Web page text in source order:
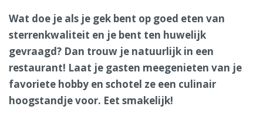
Wat doe je als je gek bent op goed eten van
sterrenkwaliteit en je bent ten huwelijk
gevraagd? Dan trouw je natuurlijk in een
restaurant! Laat je gasten meegenieten van je
favoriete hobby en schotel ze een culinair
hoogstandje voor. Eet smakelijk!